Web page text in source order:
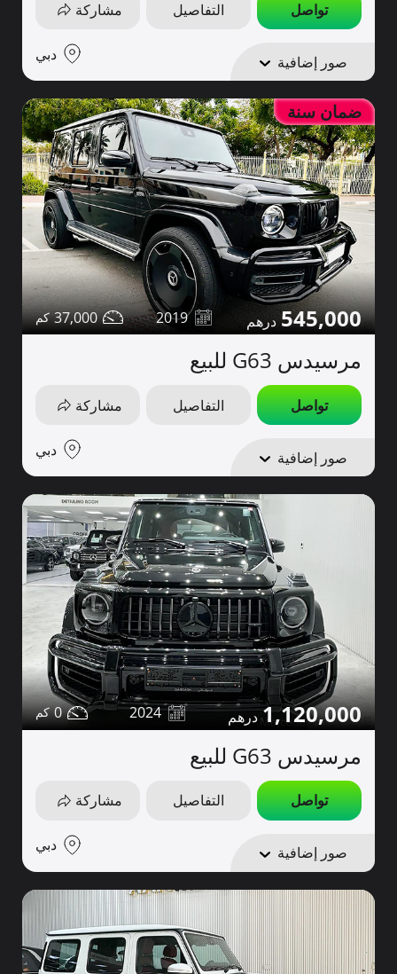
تواصل التفاصيل مشاركة
صور إضافية دبي
ضمان سنة
545,000
2019
37,000
مرسيدس G63 للبيع
تواصل التفاصيل مشاركة
صور إضافية دبي
1,120,000
2024
0
مرسيدس G63 للبيع
تواصل التفاصيل مشاركة
صور إضافية دبي